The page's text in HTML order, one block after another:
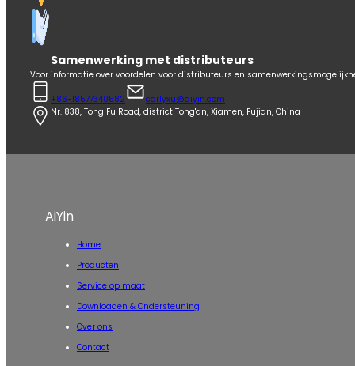
Samenwerking met distributeurs
Voor informatie over voordelen voor distributeurs en
+86-18577340582
carlyxu@aiyin.com
Nr. 838, Tong Fu Road, district Tong'an, Xiamen, Fujian, China
AiYin
Home
Producten
Service op maat
Downloaden & Ondersteuning
Over ons
Contact